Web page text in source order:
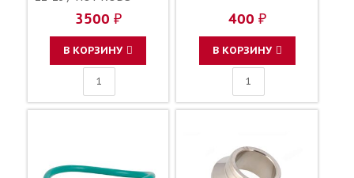
3500 ₽
В КОРЗИНУ
400 ₽
В КОРЗИНУ